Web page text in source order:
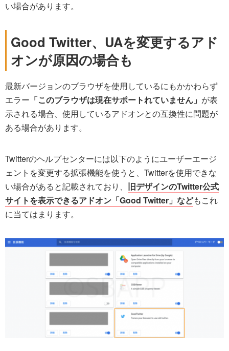
い場合があります。
Good Twitter、UAを変更するアド
オンが原因の場合も
最新バージョンのブラウザを使用しているにもかかわらず
エラー 「このブラウザは現在サポートれていません」 が表
示される場合、使用しているアドオンとの互換性に問題が
ある場合があります。
Twitterのヘルプセンターには以下のようにユーザーエージ
ェントを変更する拡張機能を使うと、Twitterを使用できな
い場合があると記載されており、 旧デザインのTwitter公式
サイトを表示できるアドオン「Good Twitter」などもこれ
に当てはまります。